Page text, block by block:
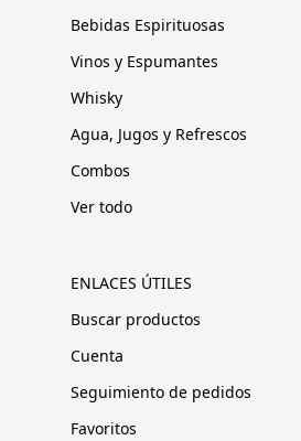
Bebidas Espirituosas
Vinos y Espumantes
Whisky
Agua, Jugos y Refrescos
Combos
Ver todo
ENLACES ÚTILES
Buscar productos
Cuenta
Seguimiento de pedidos
Favoritos